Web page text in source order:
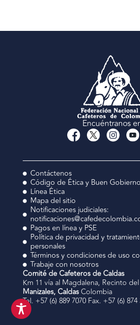
Encuéntranos
Contáctenos
Código de Ética y Buen Gobierno
Línea Ética
Mapa del sitio
Notificaciones judiciales:
Pagos en línea y PSE
Política de privacidad y
personales
Términos y condiciones de uso
Trabaje con nosotros
Comité de Cafeteros de Caldas
Km 11 vía al Magdalena, Recinto
Manizales, CaldasColombia
Tel. +57 (6) 889 7070 Fax. +57 (6) 874